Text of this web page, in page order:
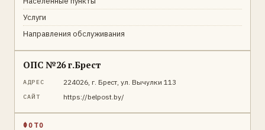
Услуги
Направления обслуживания
ОПС №26 г.Брест
АДРЕС 224026, г. Брест, ул. Вычулки 113
САЙТ https://belpost.by/
ФОТО